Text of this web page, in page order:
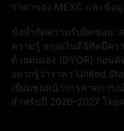
ราคาของ MEXC และข้อ
ข้อจำกัดความรับผิดชอบ:
ความรู้ สกุลเงินดิจิทัลมีค
ด้วยตนเอง (DYOR) ก่อนตั
อยากรู้ว่าราคา United
เยี่ยมชมหน้าการคาดการ
สำหรับปี 2026–2027 โดย